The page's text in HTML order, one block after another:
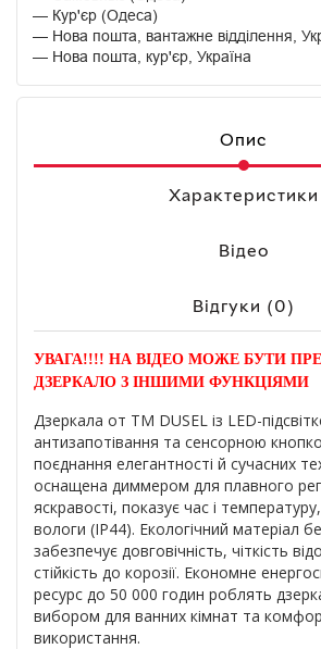
Кур'єр (Одеса)
Нова пошта, вантажне відділення,
Нова пошта, кур'єр, Україна
Опис
Характеристики
Відео
Відгуки (0)
УВАГА!!!! НА ВІДЕО МОЖЕ БУТИ
ДЗЕРКАЛО З ІНШИМИ ФУНКЦІЯМИ
Дзеркала от ТМ DUSEL із LED-
антизапотівання та сенсорною
поєднання елегантності й сучасних
оснащена диммером для плавного
яскравості, показує час і
вологи (IP44). Екологічний матеріал
забезпечує довговічність, чіткість
стійкість до корозії. Економне
ресурс до 50 000 годин роблять
вибором для ванних кімнат та
використання.